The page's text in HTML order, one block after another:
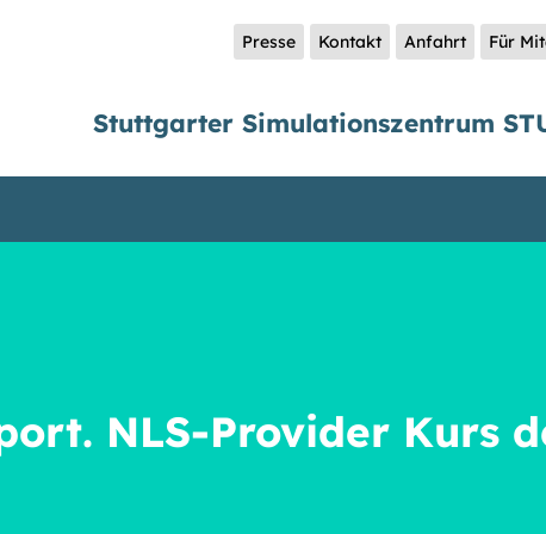
Presse Kontakt Anfahrt Für
Stuttgarter Simulationszentrum
NLS-Provider Kurs